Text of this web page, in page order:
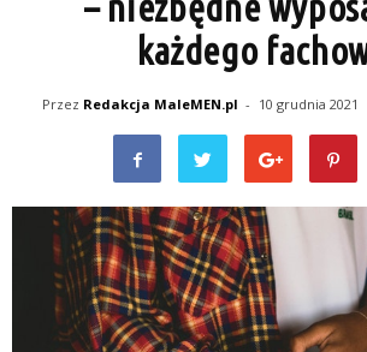
każdego
Przez Redakcja MaleMEN.pl - 10 grudnia 2021